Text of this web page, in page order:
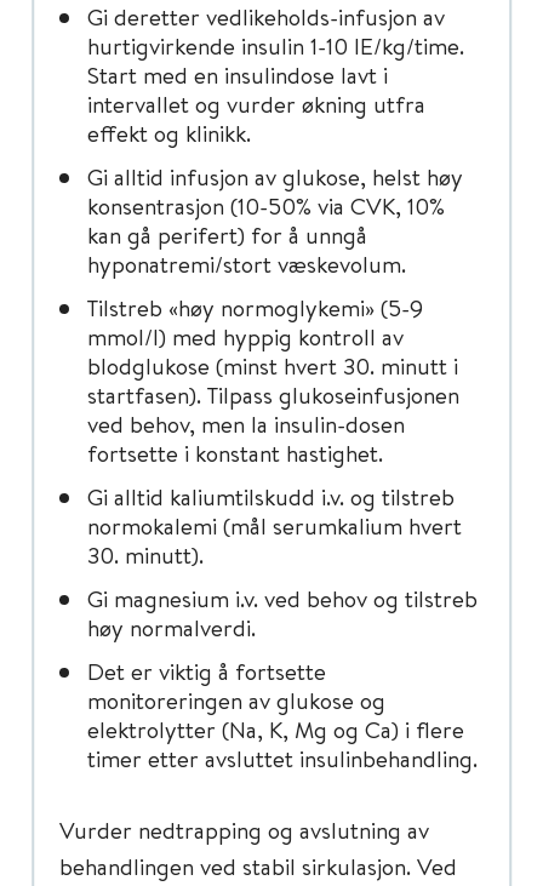
Gi deretter vedlikeholds-infusjon av
hurtigvirkende insulin 1-10 IE/kg/time.
Start med en insulindose lavt i
intervallet og vurder økning utfra
effekt og klinikk.
Gi alltid infusjon av glukose, helst høy
konsentrasjon (10-50% via CVK, 10%
kan gå perifert) for å unngå
hyponatremi/stort væskevolum.
Tilstreb «høy normoglykemi» (5-9
mmol/l) med hyppig kontroll av
blodglukose (minst hvert 30. minutt i
startfasen). Tilpass glukoseinfusjonen
ved behov, men la insulin-dosen
fortsette i konstant hastighet.
Gi alltid kaliumtilskudd i.v. og tilstreb
normokalemi (mål serumkalium hvert
30. minutt).
Gi magnesium i.v. ved behov og tilstreb
høy normalverdi.
Det er viktig å fortsette
monitoreringen av glukose og
elektrolytter (Na, K, Mg og Ca) i flere
timer etter avsluttet insulinbehandling.
Vurder nedtrapping og avslutning av
behandlingen ved stabil sirkulasjon. Ved